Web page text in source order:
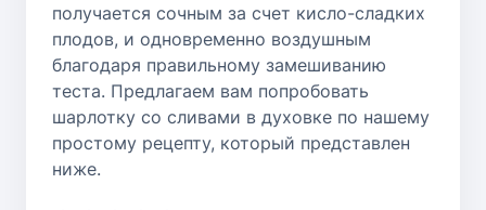
получается сочным за счет кисло-сладких
плодов, и одновременно воздушным
благодаря правильному замешиванию
теста. Предлагаем вам попробовать
шарлотку со сливами в духовке по нашему
простому рецепту, который представлен
ниже.